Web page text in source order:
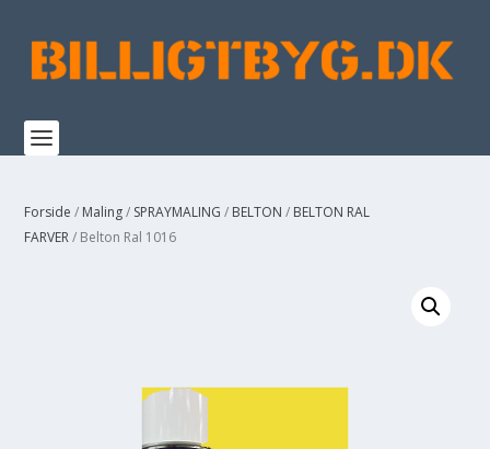
Forside / Maling/ SPRAYMALING / BELTON / BELTON RAL
FARVER/ Belton Ral 1016